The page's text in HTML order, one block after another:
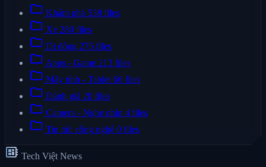
folder Khám phá 538 files
folder Xe 280 files
folder Di động 275 files
folder Apps - Game 213 files
folder Máy tính - Tablet 66 files
folder Đánh giá 20 files
folder Camera - Nghe nhìn 4 files
folder Tin tức công nghệ 0 files
developer_board Tech Việt News